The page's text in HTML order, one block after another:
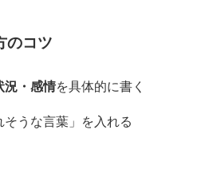
のコツ
況・感情を具体的に書く
うな言葉」を入れる